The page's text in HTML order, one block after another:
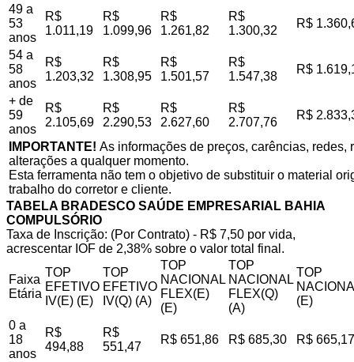
49 a
53
anos
R$
1.011,19
R$
1.099,96
R$
1.261,82
R$
1.300,32
R$
54 a
58
anos
R$
1.203,32
R$
1.308,95
R$
1.501,57
R$
1.547,38
R$
+ de
59
anos
R$
2.105,69
R$
2.290,53
R$
2.627,60
R$
2.707,76
R$
IMPORTANTE! As informações de preços, carências,
alterações a qualquer momento.
Esta ferramenta não tem o objetivo de substituir o material
trabalho do corretor e cliente.
TABELA BRADESCO SAÚDE EMPRESARIAL BAHIA
COMPULSÓRIO
Taxa de Inscrição: (Por Contrato) - R$ 7,50 por vida,
acrescentar IOF de 2,38% sobre o valor total final.
Faixa
Etária
TOP
EFETIVO
IV(E) (E)
TOP
EFETIVO
IV(Q) (A)
TOP
NACIONAL
FLEX(E)
(E)
TOP
NACIONAL
FLEX(Q)
(A)
TOP
(E)
0 a
18
anos
R$
494,88
R$
551,47
R$ 651,86 R$ 685,30 R$ 665,17